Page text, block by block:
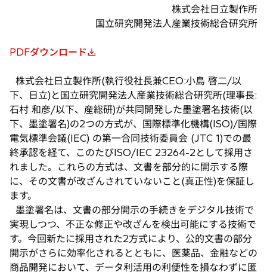
株式会社日立製作所
国立研究開発法人産業技術総合研究所
PDFダウンロード
新
い
タ
ブ
で
開
く
株式会社日立製作所(執行役社長兼CEO:小島 啓二/以
下、日立)と国立研究開発法人産業技術総合研究所(理事長:
石村 和彦/以下、産総研)が共同開発した墨塗署名技術(以
下、墨塗署名)の2つの方式が、国際標準化機構(ISO)/国際
電気標準会議(IEC) の第一合同技術委員会 (JTC 1)での最
終承認を経て、このたびISO/IEC 23264-2として採用さ
れました。これらの方式は、文書を部分的に開示する際
に、その文書が改ざんされていないこと(真正性)を保証し
ます。
墨塗署名は、文書の部分開示の手続きをデジタル技術で
実現しつつ、不正な修正や改ざんを検出可能にする技術で
す。今回新たに採用された2方式により、公的文書の部分
開示がさらに効率化されるとともに、医薬品、金融などの
商品開発において、データ利活用の利便性を損なわずに匿